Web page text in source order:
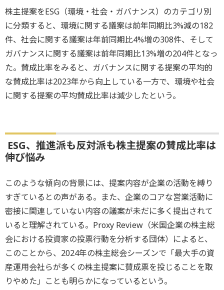
株主提案をESG（環境・社会・ガバナンス）のカテゴリ別
に分類すると、環境に関する議案は前年同期比3%減の182
件、社会に関する議案は年前同期比4%増の308件、そして
ガバナンスに関する議案は前年同期比13%増の204件となっ
た。賛成比率をみると、ガバナンスに関する提案の平均的
な賛成比率は2023年から向上している一方で、環境や社会
に関する提案の平均賛成比率は減少したという。
ESG、推進派も反対派も株主提案の賛成比率は
伸び悩み
このような傾向の背景には、提案内容が企業の活動を縛り
すぎているとの声がある。また、企業のコアな営業活動に
密接に関連していない内容の議案が未だに多く提出されて
いると理解されている。Proxy Review（米国企業の株主総
会における投資家の投票行動を分析する団体）によると、
このことから、2024年の株主総会シーズンで「最大手の資
産運用会社らが多くの株主提案に賛成票を投じることを取
りやめた」ことも明らかになっているという。